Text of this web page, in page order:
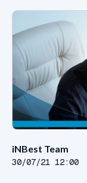
iNBest Team
30/07/21 12:00